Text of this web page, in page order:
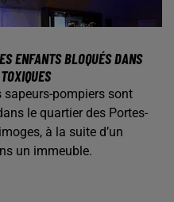
ENFANTS BLOQUÉS DANS
sapeurs-pompiers sont
le quartier des Portes-
à la suite d’un
un immeuble.